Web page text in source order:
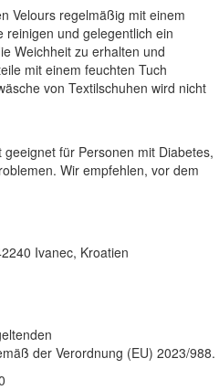
Velours regelmäßig mit einem
und gelegentlich ein
Weichheit zu erhalten und
mit einem feuchten Tuch
von Textilschuhen wird nicht
für Personen mit Diabetes,
Wir empfehlen, vor dem
Ivanec, Kroatien
der Verordnung (EU) 2023/988.